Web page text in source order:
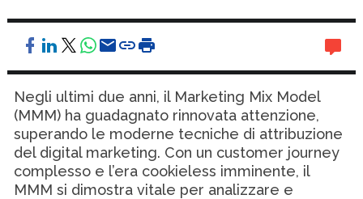
Negli ultimi due anni, il Marketing Mix Model
(MMM) ha guadagnato rinnovata attenzione,
superando le moderne tecniche di attribuzione
del digital marketing. Con un customer journey
complesso e l’era cookieless imminente, il
MMM si dimostra vitale per analizzare e